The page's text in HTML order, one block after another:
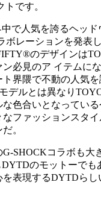
です。
で人気を誇るヘッド
ボレーションを発表
のデザインは
必見のア イテムに
ト界隈で不動の人気
デルとは異なり
な色合いとなってい
なファッションスタ
。
SHOCKコラボも大
のモットーでも
表現するDYTDらし